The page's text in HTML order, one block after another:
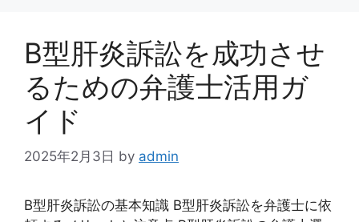
B型肝炎訴訟を成功させ
るための弁護士活用ガ
イド
2025年2月3日 by admin
B型肝炎訴訟の基本知識 B型肝炎訴訟を弁護士に依